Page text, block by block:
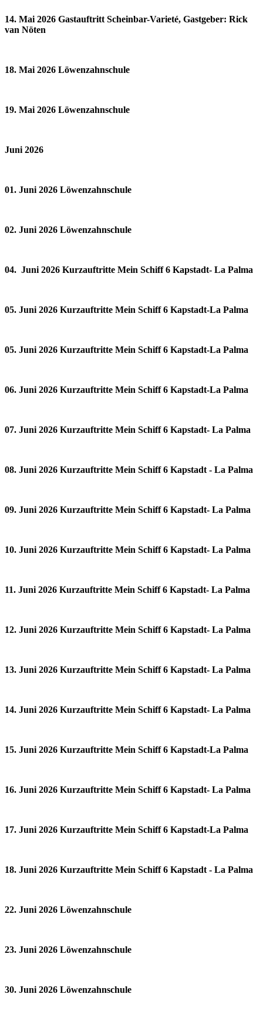
14. Mai 2026 Gastauftritt Scheinbar-Varieté, Gastgeber: Rick
van Nöten
18. Mai 2026 Löwenzahnschule
19. Mai 2026 Löwenzahnschule
Juni 2026
01. Juni 2026 Löwenzahnschule
02. Juni 2026 Löwenzahnschule
04. Juni 2026 Kurzauftritte Mein Schiff 6 Kapstadt- La Palma
05. Juni 2026 Kurzauftritte Mein Schiff 6 Kapstadt-La Palma
05. Juni 2026 Kurzauftritte Mein Schiff 6 Kapstadt-La Palma
06. Juni 2026 Kurzauftritte Mein Schiff 6 Kapstadt-La Palma
07. Juni 2026 Kurzauftritte Mein Schiff 6 Kapstadt- La Palma
08. Juni 2026 Kurzauftritte Mein Schiff 6 Kapstadt - La Palma
09. Juni 2026 Kurzauftritte Mein Schiff 6 Kapstadt- La Palma
10. Juni 2026 Kurzauftritte Mein Schiff 6 Kapstadt- La Palma
11. Juni 2026 Kurzauftritte Mein Schiff 6 Kapstadt- La Palma
12. Juni 2026 Kurzauftritte Mein Schiff 6 Kapstadt- La Palma
13. Juni 2026 Kurzauftritte Mein Schiff 6 Kapstadt- La Palma
14. Juni 2026 Kurzauftritte Mein Schiff 6 Kapstadt- La Palma
15. Juni 2026 Kurzauftritte Mein Schiff 6 Kapstadt-La Palma
16. Juni 2026 Kurzauftritte Mein Schiff 6 Kapstadt- La Palma
17. Juni 2026 Kurzauftritte Mein Schiff 6 Kapstadt-La Palma
18. Juni 2026 Kurzauftritte Mein Schiff 6 Kapstadt - La Palma
22. Juni 2026 Löwenzahnschule
23. Juni 2026 Löwenzahnschule
30. Juni 2026 Löwenzahnschule